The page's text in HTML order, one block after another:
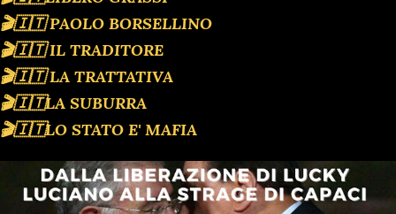
🎬🇮🇹 PAOLO BORSELLINO
🎬🇮🇹 IL TRADITORE
🎬🇮🇹 LA TRATTATIVA
🎬🇮🇹LA SUBURRA
🎬🇮🇹LO STATO E' MAFIA